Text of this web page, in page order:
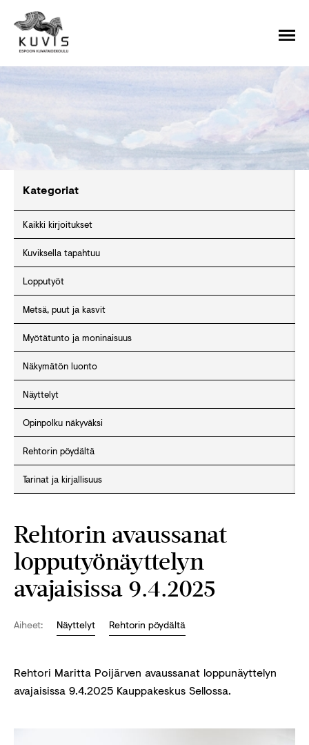
Kategoriat
Kaikki kirjoitukset
Kuviksella tapahtuu
Lopputyöt
Metsä, puut ja kasvit
Myötätunto ja moninaisuus
Näkymätön luonto
Näyttelyt
Opinpolku näkyväksi
Rehtorin pöydältä
Tarinat ja kirjallisuus
Rehtorin avaussanat
lopputyönäyttelyn
avajaisissa 9.4.2025
Aiheet: Näyttelyt Rehtorin pöydältä
Rehtori Maritta Poijärven avaussanat loppunäyttelyn
avajaisissa 9.4.2025 Kauppakeskus Sellossa.